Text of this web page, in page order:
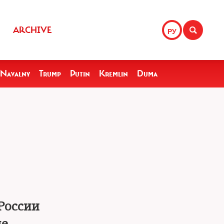
РУ
ARCHIVE
Navalny Trump Putin Kremlin Duma